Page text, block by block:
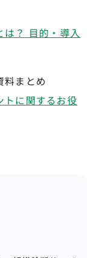
は？ 目的・導入
まとめ
トに関するお役